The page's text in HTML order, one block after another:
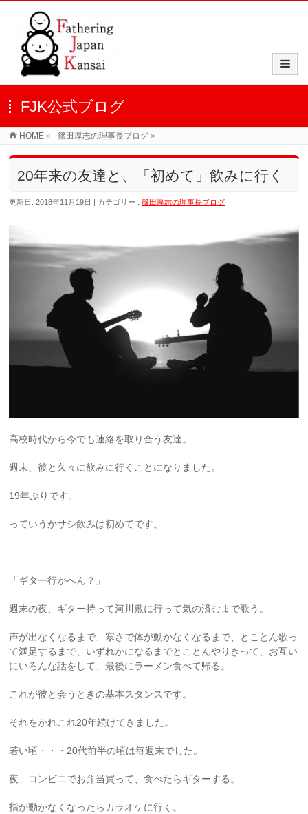
FJK公式ブログ
HOME » 篠田厚志の理事長ブログ »
20年来の友達と、「初めて」飲みに行く
更新日: 2018年11月19日 カテゴリー :篠田厚志の理事長ブログ
高校時代から今でも連絡を取り合う友達。
週末、彼と久々に飲みに行くことになりました。
19年ぶりです。
っていうかサシ飲みは初めてです。
「ギター行かへん？」
週末の夜、ギター持って河川敷に行って気の済むまで歌う。
声が出なくなるまで、寒さで体が動かなくなるまで、とことん歌っ
て満足するまで、いずれかになるまでとことんやりきって、お互い
にいろんな話をして、最後にラーメン食べて帰る。
これが彼と会うときの基本スタンスです。
それをかれこれ20年続けてきました。
若い頃・・・20代前半の頃は毎週末でした。
夜、コンビニでお弁当買って、食べたらギターする。
指が動かなくなったらカラオケに行く。